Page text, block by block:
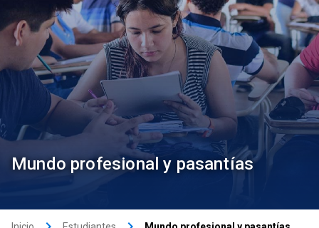
Mundo profesional y pasantías